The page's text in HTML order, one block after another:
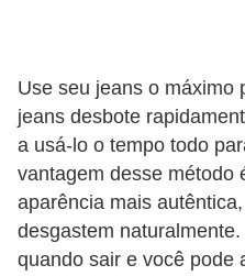
Use seu jeans o máximo
jeans desbote
a usá-lo o tempo todo
vantagem desse método
aparência mais
desgastem
quando sair e você pode